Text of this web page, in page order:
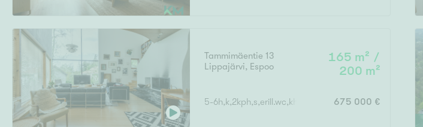
Tammimäentie 13
Lippajärvi, Espoo
165 m² /
200 m²
5-6h,k,2kph,s,erill.wc,khh,parveke,terassi+varasto 35m2
675 000 €